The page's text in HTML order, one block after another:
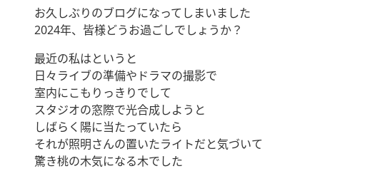
お久しぶりのブログになってしまいました
2024年、皆様どうお過ごしでしょうか？
最近の私はというと
日々ライブの準備やドラマの撮影で
室内にこもりっきりでして
スタジオの窓際で光合成しようと
しばらく陽に当たっていたら
それが照明さんの置いたライトだと気づいて
驚き桃の木気になる木でした